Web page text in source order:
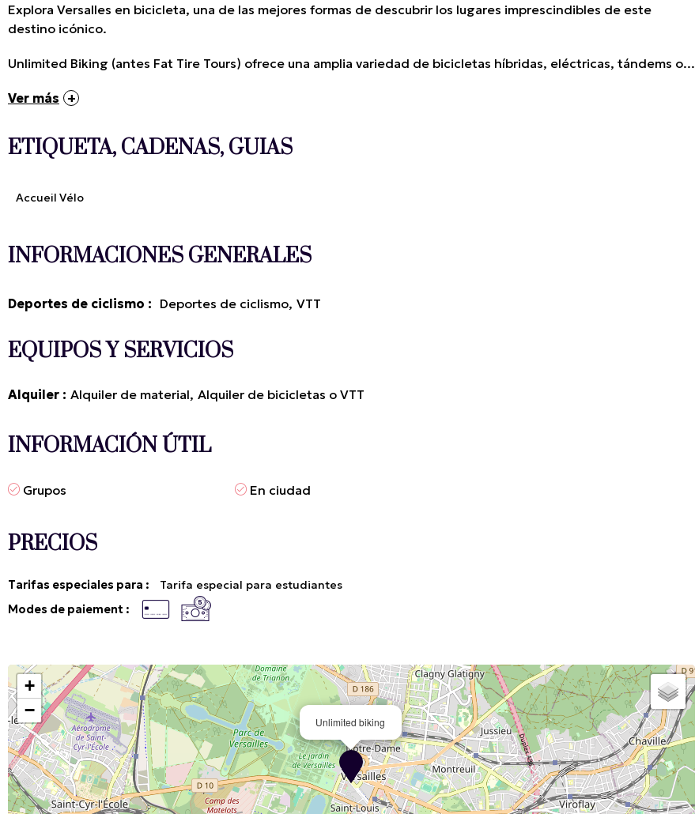
Explora Versalles en bicicleta, una de las mejores formas de descubrir los lugares imprescindibles de este
destino icónico.
Unlimited Biking (antes Fat Tire Tours) ofrece una amplia variedad de bicicletas híbridas, eléctricas, tándems o...
Ver más
ETIQUETA, CADENAS, GUIAS
Accueil Vélo
INFORMACIONES GENERALES
Deportes de ciclismo : Deportes de ciclismo VTT
EQUIPOS Y SERVICIOS
Alquiler Alquiler de material Alquiler de bicicletas o VTT
INFORMACIÓN ÚTIL
Grupos En ciudad
PRECIOS
Tarifas especiales para :
Tarifa especial para estudiantes
Modes de paiement :
Unlimited biking
+
−